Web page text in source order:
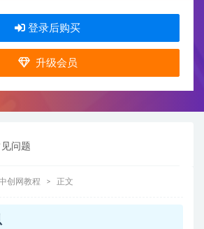
登录后购买
升级会员
问题
创网教程 正文